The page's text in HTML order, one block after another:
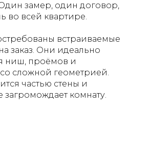
замер, один договор,
во всей квартире.
встраиваемые
заказ. Они идеально
ниш, проёмов и
сложной геометрией.
частью стены и
загромождает комнату.